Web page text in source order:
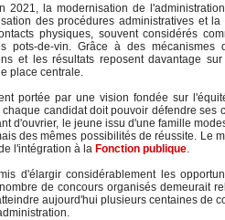
la modernisation de l'administration
des procédures administratives et la
physiques, souvent considérés
de-vin. Grâce à des mécanismes
et les résultats reposent davantage
place centrale.
portée par une vision fondée sur
candidat doit pouvoir défendre ses
d'ouvrier, le jeune issu d'une famille
des mêmes possibilités de réussite. Le
l'intégration à la Fonction publique.
d'élargir considérablement les
de concours organisés demeurait
aujourd'hui plusieurs centaines de